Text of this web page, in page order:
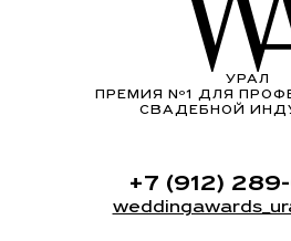
УРАЛ
ПРЕМИЯ Nº1 ДЛЯ
СВАДЕБНОЙ
+7 (912)